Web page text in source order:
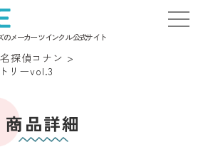
メーカー ツインクル 公式サイト
名探偵コナン >
リーvol.3
商品詳細